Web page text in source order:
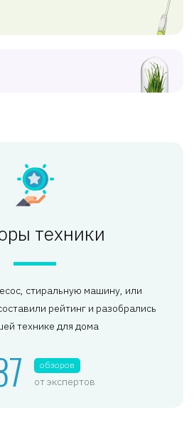
техники
стиральную машину, или
рейтинг и разобрались
технике для дома
обзоров
от экспертов